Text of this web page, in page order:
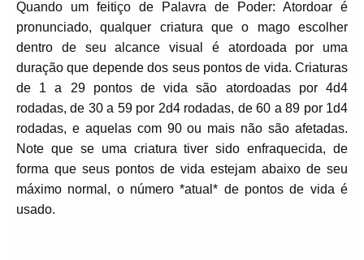
Quando um feitiço de Palavra de Poder: Atordoar é
pronunciado, qualquer criatura que o mago escolher
dentro de seu alcance visual é atordoada por uma
duração que depende dos seus pontos de vida. Criaturas
de 1 a 29 pontos de vida são atordoadas por 4d4
rodadas, de 30 a 59 por 2d4 rodadas, de 60 a 89 por 1d4
rodadas, e aquelas com 90 ou mais não são afetadas.
Note que se uma criatura tiver sido enfraquecida, de
forma que seus pontos de vida estejam abaixo de seu
máximo normal, o número *atual* de pontos de vida é
usado.